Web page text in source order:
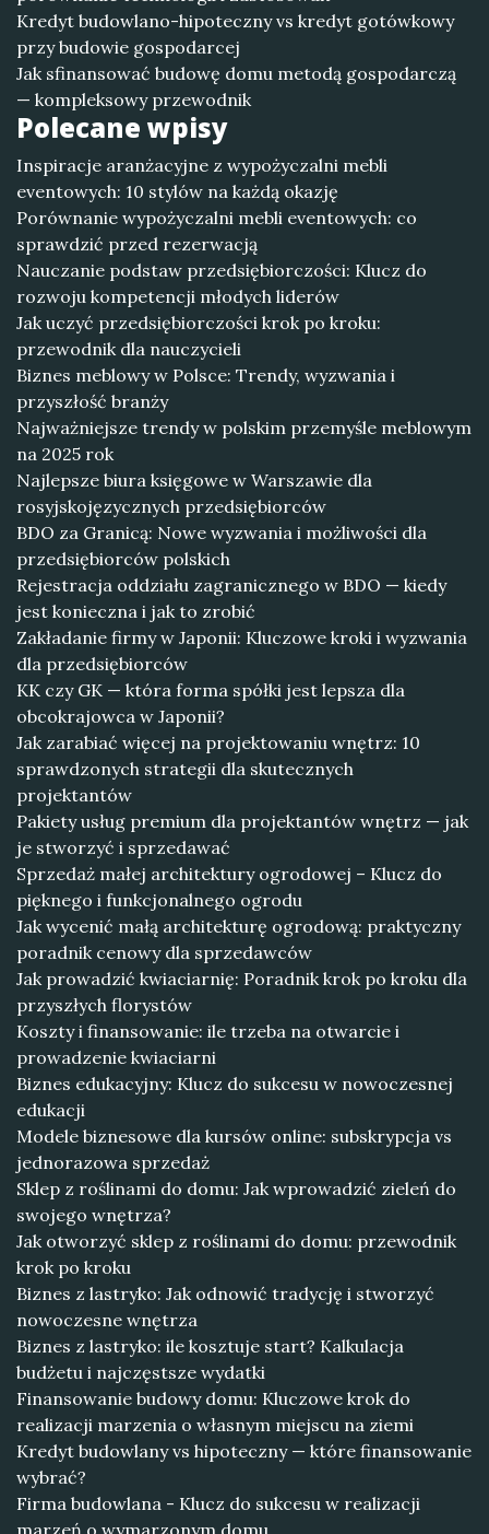
Kredyt budowlano-hipoteczny vs kredyt gotówkowy
przy budowie gospodarcej
Jak sfinansować budowę domu metodą gospodarczą
— kompleksowy przewodnik
Polecane wpisy
Inspiracje aranżacyjne z wypożyczalni mebli
eventowych: 10 stylów na każdą okazję
Porównanie wypożyczalni mebli eventowych: co
sprawdzić przed rezerwacją
Nauczanie podstaw przedsiębiorczości: Klucz do
rozwoju kompetencji młodych liderów
Jak uczyć przedsiębiorczości krok po kroku:
przewodnik dla nauczycieli
Biznes meblowy w Polsce: Trendy, wyzwania i
przyszłość branży
Najważniejsze trendy w polskim przemyśle meblowym
na 2025 rok
Najlepsze biura księgowe w Warszawie dla
rosyjskojęzycznych przedsiębiorców
BDO za Granicą: Nowe wyzwania i możliwości dla
przedsiębiorców polskich
Rejestracja oddziału zagranicznego w BDO — kiedy
jest konieczna i jak to zrobić
Zakładanie firmy w Japonii: Kluczowe kroki i wyzwania
dla przedsiębiorców
KK czy GK — która forma spółki jest lepsza dla
obcokrajowca w Japonii?
Jak zarabiać więcej na projektowaniu wnętrz: 10
sprawdzonych strategii dla skutecznych
projektantów
Pakiety usług premium dla projektantów wnętrz — jak
je stworzyć i sprzedawać
Sprzedaż małej architektury ogrodowej – Klucz do
pięknego i funkcjonalnego ogrodu
Jak wycenić małą architekturę ogrodową: praktyczny
poradnik cenowy dla sprzedawców
Jak prowadzić kwiaciarnię: Poradnik krok po kroku dla
przyszłych florystów
Koszty i finansowanie: ile trzeba na otwarcie i
prowadzenie kwiaciarni
Biznes edukacyjny: Klucz do sukcesu w nowoczesnej
edukacji
Modele biznesowe dla kursów online: subskrypcja vs
jednorazowa sprzedaż
Sklep z roślinami do domu: Jak wprowadzić zieleń do
swojego wnętrza?
Jak otworzyć sklep z roślinami do domu: przewodnik
krok po kroku
Biznes z lastryko: Jak odnowić tradycję i stworzyć
nowoczesne wnętrza
Biznes z lastryko: ile kosztuje start? Kalkulacja
budżetu i najczęstsze wydatki
Finansowanie budowy domu: Kluczowe krok do
realizacji marzenia o własnym miejscu na ziemi
Kredyt budowlany vs hipoteczny — które finansowanie
wybrać?
Firma budowlana - Klucz do sukcesu w realizacji
marzeń o wymarzonym domu